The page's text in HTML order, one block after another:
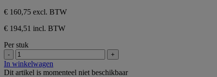
€ 160,75 excl. BTW
€ 194,51 incl. BTW
Per stuk
- +
In winkelwagen
Dit artikel is momenteel niet beschikbaar